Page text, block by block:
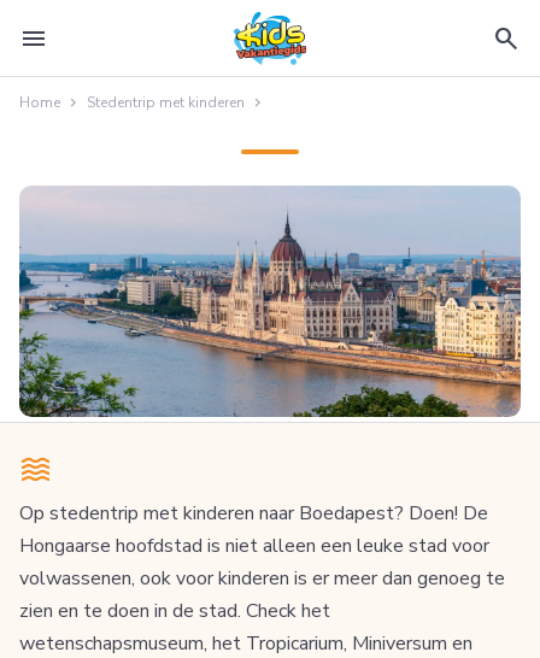
menu search
Home Stedentrip met kinderen
Op stedentrip met kinderen naar Boedapest? Doen! De
Hongaarse hoofdstad is niet alleen een leuke stad voor
volwassenen, ook voor kinderen is er meer dan genoeg te
zien en te doen in de stad. Check het
wetenschapsmuseum, het Tropicarium, Miniversum en